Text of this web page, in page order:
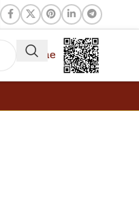
QR-Line